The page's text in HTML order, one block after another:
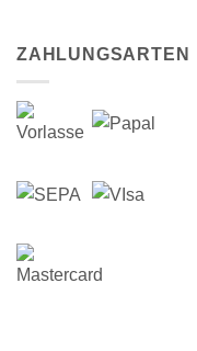
ZAHLUNGSARTEN